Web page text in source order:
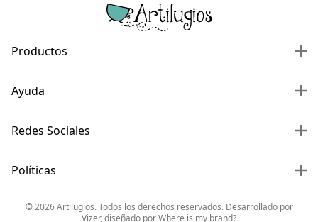
Productos
Ayuda
Redes Sociales
Políticas
©2026Artilugios. Todos los derechos reservados. Desarrollado por
Vizer, diseñado porWhere is my brand?